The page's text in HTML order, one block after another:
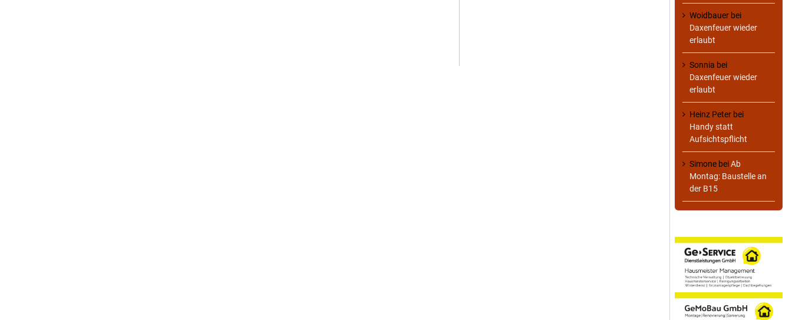
Woidbauer bei
Daxenfeuer wieder
erlaubt
Sonnia bei
Daxenfeuer wieder
erlaubt
Heinz Peter bei
Handy statt
Aufsichtspflicht
Simone beiAb
Montag: Baustelle an
der B15